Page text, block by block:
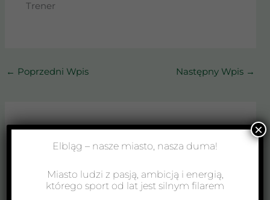
Trener
← Poprzedni Wpis Następny Wpis →
Elbląg – nasze miasto, nasza duma!
Miasto ludzi z pasją, ambicją i energią,
którego sport od lat jest silnym filarem
×